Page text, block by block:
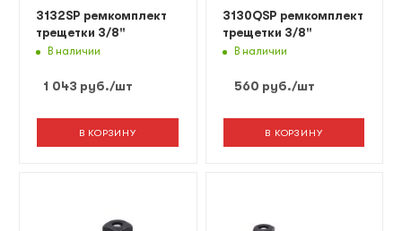
3132SP ремкомплект
трещетки 3/8"
В наличии
1 043 руб./шт
В КОРЗИНУ
3130QSP ремкомплект
трещетки 3/8"
В наличии
560 руб./шт
В КОРЗИНУ